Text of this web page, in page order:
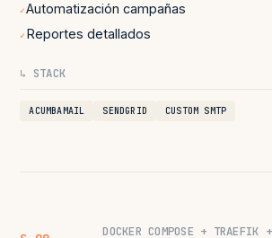
✓Automatización campañas
✓ Reportes detallados
↳ STACK
ACUMBAMAIL SENDGRID CUSTOM SMTP
DOCKER COMPOSE + TRAEFIK